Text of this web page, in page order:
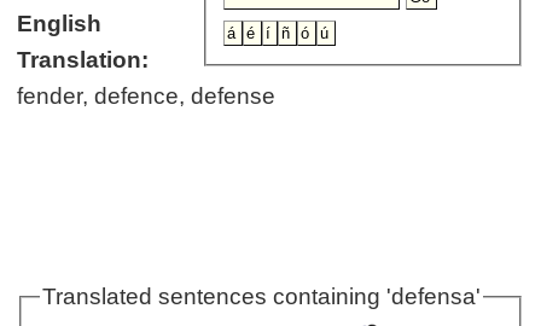
English
Translation:
fender, defence, defense
Translated sentences containing 'defensa'